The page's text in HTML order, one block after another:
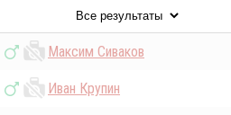
Максим Сиваков
Иван Крупин